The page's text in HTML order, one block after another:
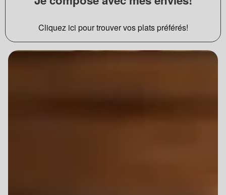
Cliquez ici pour trouver vos plats préférés!